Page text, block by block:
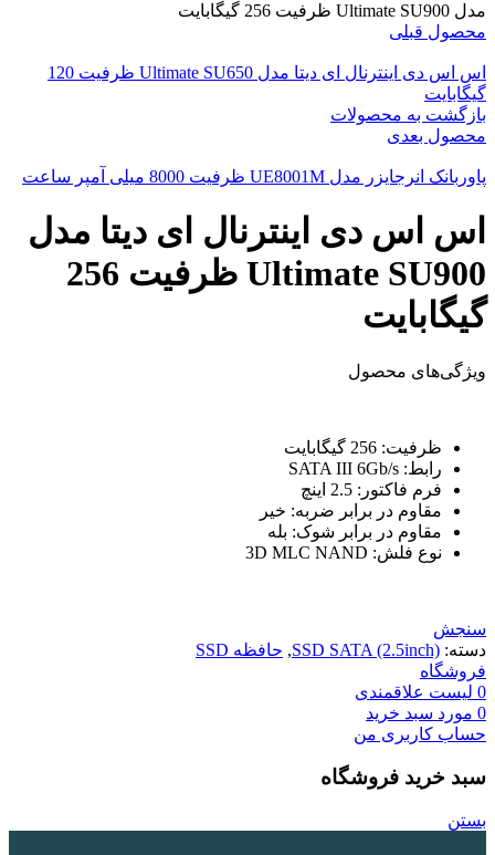
مدل Ultimate SU900 ظرفیت 256 گیگابایت
محصول قبلی
اس اس دی اینترنال ای دیتا مدل Ultimate SU650 ظرفیت 120
گیگابایت
بازگشت به محصولات
محصول بعدی
پاوربانک انرجایزر مدل UE8001M ظرفیت 8000 میلی آمپر ساعت
اس اس دی اینترنال ای دیتا مدل
Ultimate SU900 ظرفیت 256
گیگابایت
ویژگی‌های محصول
ظرفیت: 256 گیگابایت
رابط: SATA III 6Gb/s
فرم فاکتور: 2.5 اینچ
مقاوم در برابر ضربه: خیر
مقاوم در برابر شوک: بله
نوع فلش: 3D MLC NAND
سنجش
دسته: SSD SATA (2.5inch)
, حافظه SSD
فروشگاه
0 لیست علاقمندی
0 مورد سبد خرید
حساب کاربری من
سبد خرید فروشگاه
بستن